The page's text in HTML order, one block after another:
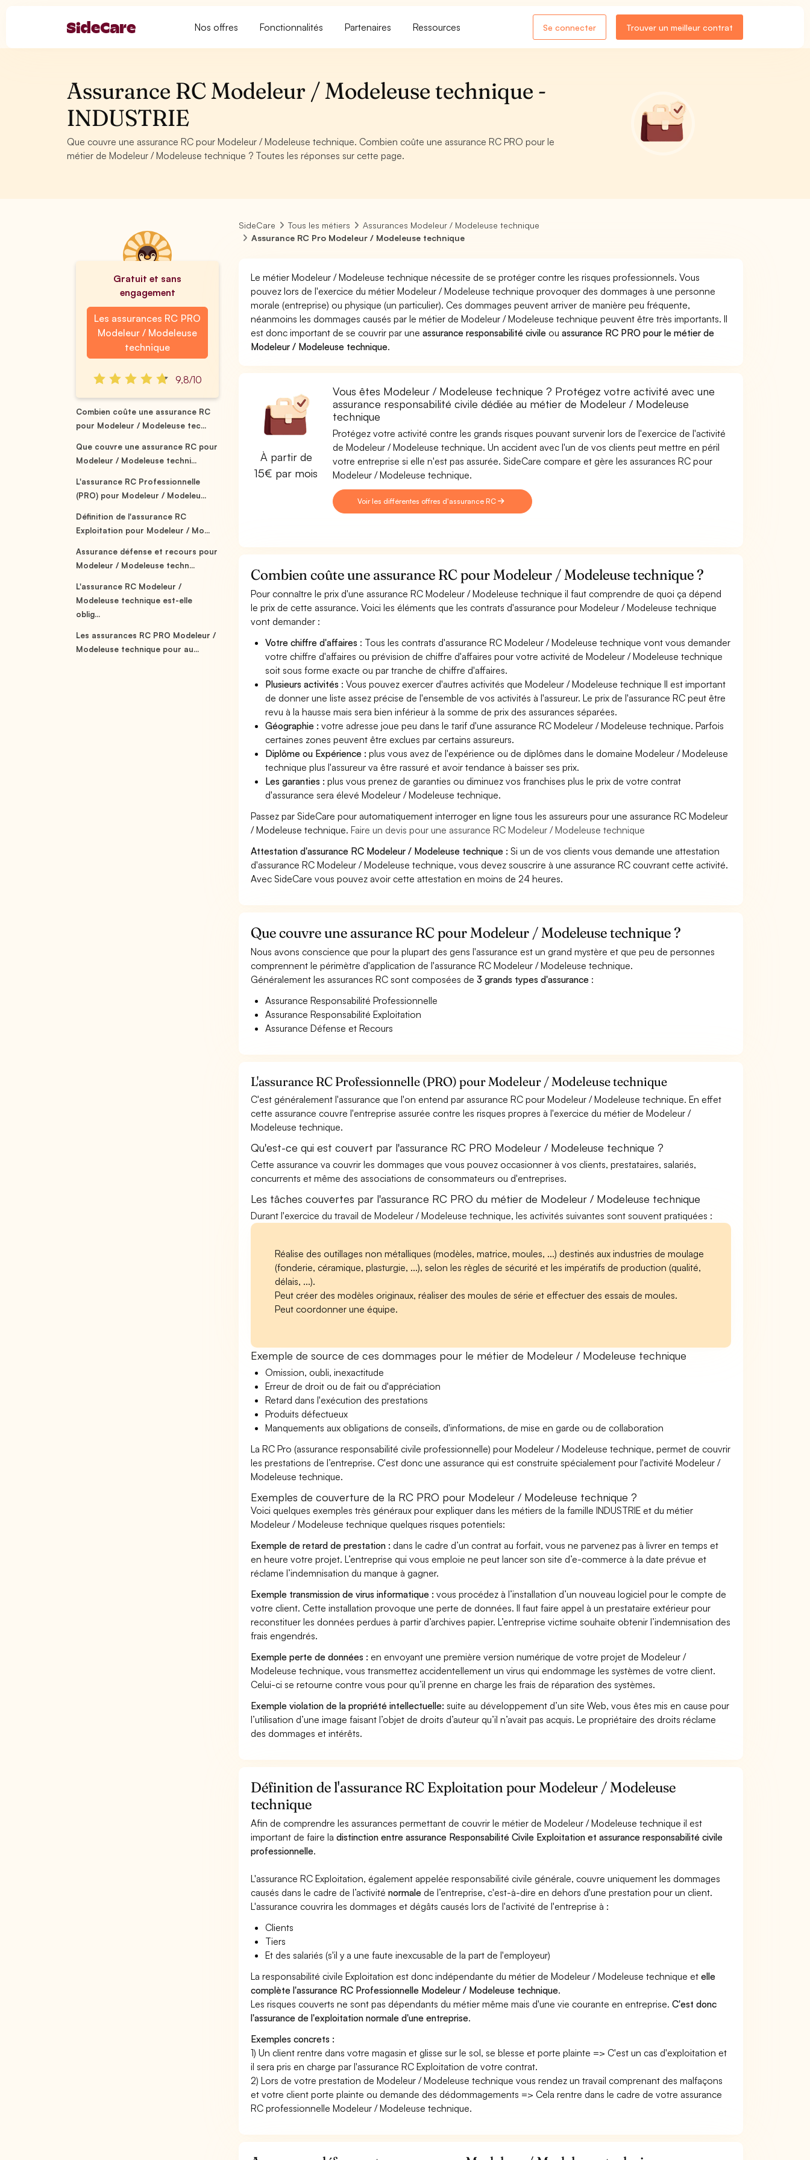
Nos offres Fonctionnalités Partenaires Ressources Se connecter Trouver un meilleur contrat
Assurance RC Modeleur / Modeleuse technique -
INDUSTRIE
Que couvre une assurance RC pour Modeleur / Modeleuse technique. Combien coûte une assurance RC PRO pour le
métier de Modeleur / Modeleuse technique ? Toutes les réponses sur cette page.
Gratuit et sans
engagement
Les assurances RC PRO
Modeleur / Modeleuse
technique
9,8/10
Combien coûte une assurance RC
pour Modeleur / Modeleuse tec...
Que couvre une assurance RC pour
Modeleur / Modeleuse techni...
L'assurance RC Professionnelle
(PRO) pour Modeleur / Modeleu...
Définition de l'assurance RC
Exploitation pour Modeleur / Mo...
Assurance défense et recours pour
Modeleur / Modeleuse techn...
L'assurance RC Modeleur /
Modeleuse technique est-elle
oblig...
Les assurances RC PRO Modeleur /
Modeleuse technique pour au...
SideCare Tous les métiers
Assurances Modeleur / Modeleuse technique
Assurance RC Pro Modeleur / Modeleuse technique
Le métier Modeleur / Modeleuse technique nécessite de se protéger contre les risques professionnels. Vous
pouvez lors de l'exercice du métier Modeleur / Modeleuse technique provoquer des dommages à une personne
morale (entreprise) ou physique (un particulier). Ces dommages peuvent arriver de manière peu fréquente,
néanmoins les dommages causés par le métier de Modeleur / Modeleuse technique peuvent être très importants. Il
est donc important de se couvrir par uneassurance responsabilité civile ouassurance RC PRO pour le métier de
Modeleur / Modeleuse technique.
À partir de
15€ par mois
Vous êtes Modeleur / Modeleuse technique ? Protégez votre activité avec une
assurance responsabilité civile dédiée au métier de Modeleur / Modeleuse
technique
Protégez votre activité contre les grands risques pouvant survenir lors de l'exercice de l'activité
de Modeleur / Modeleuse technique. Un accident avec l'un de vos clients peut mettre en péril
votre entreprise si elle n'est pas assurée. SideCare compare et gère les assurances RC pour
Modeleur / Modeleuse technique.
Voir les différentes offres d'assurance RC
Combien coûte une assurance RC pour Modeleur / Modeleuse technique ?
Pour connaître le prix d'une assurance RC Modeleur / Modeleuse technique il faut comprendre de quoi ça dépend
le prix de cette assurance. Voici les éléments que les contrats d'assurance pour Modeleur / Modeleuse technique
vont demander :
Votre chiffre d'affaires : Tous les contrats d'assurance RC Modeleur / Modeleuse technique vont vous demander
votre chiffre d'affaires ou prévision de chiffre d'affaires pour votre activité de Modeleur / Modeleuse technique
soit sous forme exacte ou par tranche de chiffre d'affaires.
Plusieurs activités : Vous pouvez exercer d'autres activités que Modeleur / Modeleuse technique Il est important
de donner une liste assez précise de l'ensemble de vos activités à l'assureur. Le prix de l'assurance RC peut être
revu à la hausse mais sera bien inférieur à la somme de prix des assurances séparées.
Géographie :votre adresse joue peu dans le tarif d'une assurance RC Modeleur / Modeleuse technique. Parfois
certaines zones peuvent être exclues par certains assureurs.
Diplôme ou Expérience :plus vous avez de l'expérience ou de diplômes dans le domaine Modeleur / Modeleuse
technique plus l'assureur va être rassuré et avoir tendance à baisser ses prix.
Les garanties :plus vous prenez de garanties ou diminuez vos franchises plus le prix de votre contrat
d'assurance sera élevé Modeleur / Modeleuse technique.
Passez par SideCare pour automatiquement interroger en ligne tous les assureurs pour une assurance RC Modeleur
/ Modeleuse technique.Faire un devis pour une assurance RC Modeleur / Modeleuse technique
Attestation d'assurance RC Modeleur / Modeleuse technique : Si un de vos clients vous demande une attestation
d'assurance RC Modeleur / Modeleuse technique, vous devez souscrire à une assurance RC couvrant cette activité.
Avec SideCare vous pouvez avoir cette attestation en moins de 24 heures.
Que couvre une assurance RC pour Modeleur / Modeleuse technique ?
Nous avons conscience que pour la plupart des gens l'assurance est un grand mystère et que peu de personnes
comprennent le périmètre d'application de l'assurance RC Modeleur / Modeleuse technique.
Généralement les assurances RC sont composées de3 grands types d'assurance :
Assurance Responsabilité Professionnelle
Assurance Responsabilité Exploitation
Assurance Défense et Recours
L'assurance RC Professionnelle (PRO) pour Modeleur / Modeleuse technique
C'est généralement l'assurance que l'on entend par assurance RC pour Modeleur / Modeleuse technique. En effet
cette assurance couvre l'entreprise assurée contre les risques propres à l'exercice du métier de Modeleur /
Modeleuse technique.
Qu'est-ce qui est couvert par l'assurance RC PRO Modeleur / Modeleuse technique ?
Cette assurance va couvrir les dommages que vous pouvez occasionner à vos clients, prestataires, salariés,
concurrents et même des associations de consommateurs ou d'entreprises.
Les tâches couvertes par l'assurance RC PRO du métier de Modeleur / Modeleuse technique
Durant l'exercice du travail de Modeleur / Modeleuse technique, les activités suivantes sont souvent pratiquées :
Réalise des outillages non métalliques (modèles, matrice, moules, ...) destinés aux industries de moulage
(fonderie, céramique, plasturgie, ...), selon les règles de sécurité et les impératifs de production (qualité,
délais, ...).
Peut créer des modèles originaux, réaliser des moules de série et effectuer des essais de moules.
Peut coordonner une équipe.
Exemple de source de ces dommages pour le métier de Modeleur / Modeleuse technique
Omission, oubli, inexactitude
Erreur de droit ou de fait ou d'appréciation
Retard dans l'exécution des prestations
Produits défectueux
Manquements aux obligations de conseils, d'informations, de mise en garde ou de collaboration
La RC Pro (assurance responsabilité civile professionnelle) pour Modeleur / Modeleuse technique, permet de couvrir
les prestations de l’entreprise. C'est donc une assurance qui est construite spécialement pour l'activité Modeleur /
Modeleuse technique.
Exemples de couverture de la RC PRO pour Modeleur / Modeleuse technique ?
Voici quelques exemples très généraux pour expliquer dans les métiers de la famille INDUSTRIE et du métier
Modeleur / Modeleuse technique quelques risques potentiels:
Exemple de retard de prestation : dans le cadre d’un contrat au forfait, vous ne parvenez pas à livrer en temps et
en heure votre projet. L’entreprise qui vous emploie ne peut lancer son site d’e-commerce à la date prévue et
réclame l’indemnisation du manque à gagner.
Exemple transmission de virus informatique : vous procédez à l’installation d’un nouveau logiciel pour le compte de
votre client. Cette installation provoque une perte de données. Il faut faire appel à un prestataire extérieur pour
reconstituer les données perdues à partir d’archives papier. L’entreprise victime souhaite obtenir l’indemnisation des
frais engendrés.
Exemple perte de données : en envoyant une première version numérique de votre projet de Modeleur /
Modeleuse technique, vous transmettez accidentellement un virus qui endommage les systèmes de votre client.
Celui-ci se retourne contre vous pour qu’il prenne en charge les frais de réparation des systèmes.
Exemple violation de la propriété intellectuelle: suite au développement d’un site Web, vous êtes mis en cause pour
l’utilisation d’une image faisant l’objet de droits d’auteur qu’il n’avait pas acquis. Le propriétaire des droits réclame
des dommages et intérêts.
Définition de l'assurance RC Exploitation pour Modeleur / Modeleuse
technique
Afin de comprendre les assurances permettant de couvrir le métier de Modeleur / Modeleuse technique il est
important de faire ladistinction entre assurance Responsabilité Civile Exploitation et assurance responsabilité civile
professionnelle.
L'assurance RC Exploitation, également appelée responsabilité civile générale, couvre uniquement les dommages
causés dans le cadre de l’activiténormale de l’entreprise, c'est-à-dire en dehors d'une prestation pour un client.
L'assurance couvrira les dommages et dégâts causés lors de l'activité de l'entreprise à :
Clients
Tiers
Et des salariés (s'il y a une faute inexcusable de la part de l'employeur)
La responsabilité civile Exploitation est donc indépendante du métier de Modeleur / Modeleuse technique etelle
complète l'assurance RC Professionnelle Modeleur / Modeleuse technique.
Les risques couverts ne sont pas dépendants du métier même mais d'une vie courante en entreprise.C'est donc
l'assurance de l'exploitation normale d'une entreprise.
Exemples concrets :
1) Un client rentre dans votre magasin et glisse sur le sol, se blesse et porte plainte => C'est un cas d'exploitation et
il sera pris en charge par l'assurance RC Exploitation de votre contrat.
2) Lors de votre prestation de Modeleur / Modeleuse technique vous rendez un travail comprenant des malfaçons
et votre client porte plainte ou demande des dédommagements => Cela rentre dans le cadre de votre assurance
RC professionnelle Modeleur / Modeleuse technique.